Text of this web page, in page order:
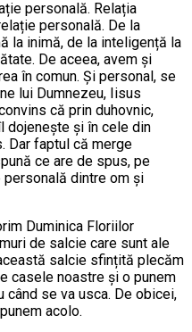
personală. Relația
personală. De la
la inimă, de la inteligență la
De aceea, avem și
în comun. Și personal, se
lui Dumnezeu, Iisus
că prin duhovnic,
și în cele din
Dar faptul că merge
ce are de spus, pe
personală dintre om și
Duminica Floriilor
de salcie care sunt ale
salcie sfințită plecăm
casele noastre și o punem
când se va usca. De obicei,
acolo.